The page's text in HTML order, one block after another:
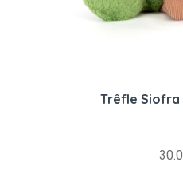
Trêfle Siofra